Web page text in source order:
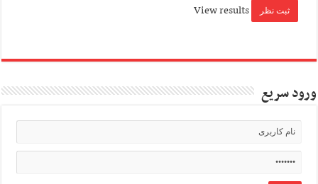
View results
ورود سریع